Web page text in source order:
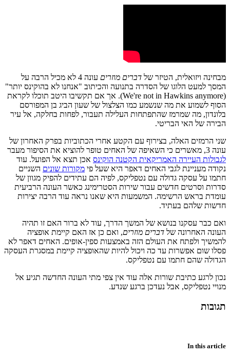
מבחינה ויזואלית, הטיזר של דברים מוזרים
עונה 4 לא מכיל הרבה על
המסך למעט הלוגו של הסדרה בתנועה והכיתוב "אנחנו לא בהוקינס יותר"
(We're not in Hawkins anymore). אך אם תקשיבו היטב תוכלו לקראת
הסוף לשמוע את מה שנשמע כמו הצלצול של שעון הביג בן המפורסם
בלונדון, מה שמרמז שהתפתחות העלילה תעבור, לפחות בחלקה, אל עיר
הבירה של האי הבריטי.
שני הרמזים האלה, בצירוף עם הקטע אחרי הכתוביות בפרק האחרון של
עונה 3, מאשרים כי השאיפה של האחים טופר להוציא את הסיפור מעבר
לגבולות העיירה האמריקאית הקטנה הוקינס אכן תצא אל הפועל. עוד
נקודה מעניינת לגבי האחים דאפר היא שעל פי מקורות שונים השניים
חתמו על עסקה גדולה עם נטפליקס, לפיה הם עתידים להפיק מגוון של
סדרות וסרטים חדשים עבור שירות הסטרימינג כאשר העונה הרביעית
עומדת בראש הרשימה. המשמעות היא שאנו נראה עוד הרבה יצירות
חדשות שלהם בעתיד.
ואם כבר עסקנו בנושא של המשך הדרך, עוד לא ברור האם זו תהיה
העונה האחרונה של דברים מוזרים, ואם כן אז האם קיימת אופציה
להמשיך ולפתח את העולם הזה באמצעות ספין-אופים. האחים דאפר לא
פסלו שום אפשרות עד כה ויכול להיות שהאופציה קיימת במסגרת העסקה
הגדולה שהם חתמו עם נטפליקס.
נכון לרגע כתיבת שורות אלה עוד אין צפי מתי העונה החדשה תגיע אל
מנויי נטפליקס, אבל נעדכן ברגע שנדע.
תגובות
In this article